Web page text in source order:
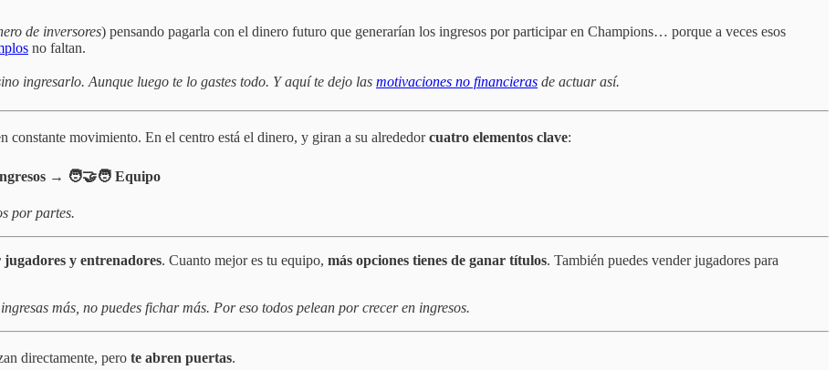
de inversores) pensando pagarla con el dinero futuro que generarían los ingresos por participar en Champions… porque a veces esos
no faltan.
ingresarlo. Aunque luego te lo gastes todo. Y aquí te dejo las motivaciones no financieras de actuar así.
constante movimiento. En el centro está el dinero, y giran a su alrededorcuatro elementos clave:
→ 🧑‍🤝‍🧑 Equipo
por partes.
y entrenadores. Cuanto mejor es tu equipo, más opciones tienes de ganar títulos. También puedes vender jugadores para
más, no puedes fichar más. Por eso todos pelean por crecer en ingresos.
directamente, pero te abren puertas.